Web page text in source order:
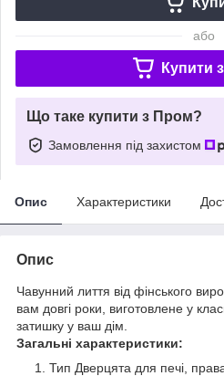
або
Купити з
Що таке купити з Пром?
Замовлення під захистом
Опис Характеристики
Опис
Чавунний лиття від фінського
вам довгі роки, виготовлене у
затишку у ваш дім.
Загальні характеристики:
Тип Дверцята для печі,